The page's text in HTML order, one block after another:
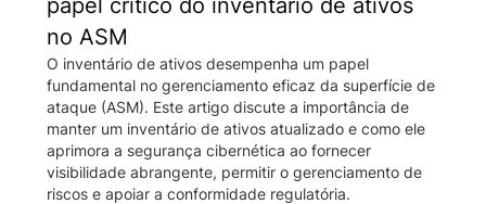
papel crítico do inventário de ativos
no ASM
O inventário de ativos desempenha um papel
fundamental no gerenciamento eficaz da superfície de
ataque (ASM). Este artigo discute a importância de
manter um inventário de ativos atualizado e como ele
aprimora a segurança cibernética ao fornecer
visibilidade abrangente, permitir o gerenciamento de
riscos e apoiar a conformidade regulatória.